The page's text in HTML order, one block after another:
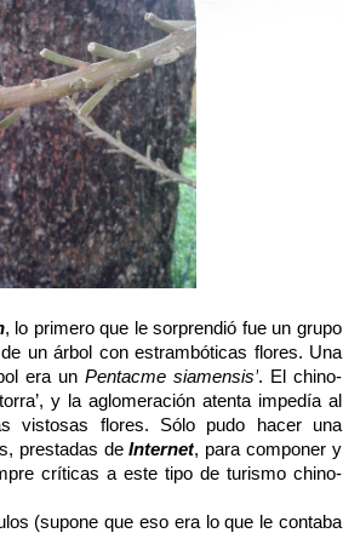
, lo primero que le sorprendió fue un grupo
un árbol con estrambóticas flores. Una
era un Pentacme siamensis’. El chino-
y la aglomeración atenta impedía al
vistosas flores. Sólo pudo hacer una
prestadas deInternet, para componer y
críticas a este tipo de turismo chino-
(supone que eso era lo que le contaba